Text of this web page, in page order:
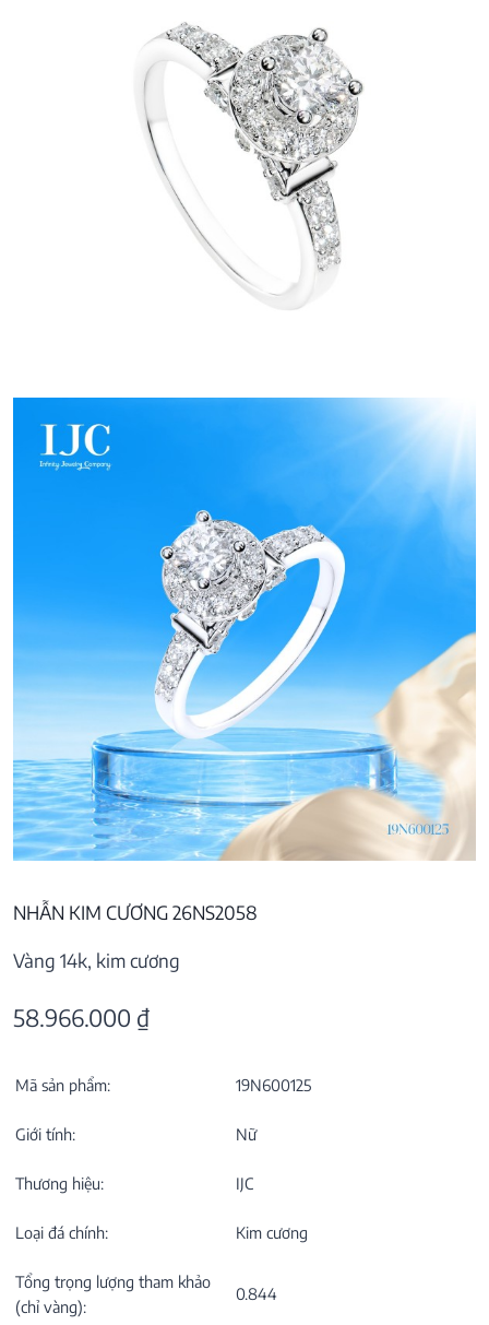
NHẪN KIM CƯƠNG 26NS2058
Vàng 14k, kim cương
58.966.000 ₫
Mã sản phẩm: 19N600125
Giới tính: Nữ
Thương hiệu: IJC
Loại đá chính: Kim cương
Tổng trọng lượng tham khảo
(chỉ vàng):
0.844